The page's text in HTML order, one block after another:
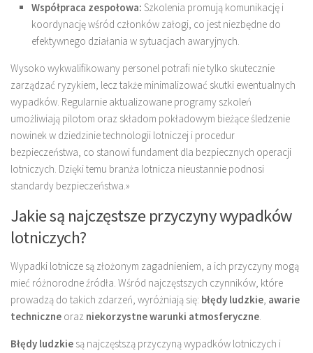
Współpraca zespołowa: Szkolenia promują komunikację i
koordynację wśród członków załogi, co jest niezbędne do
efektywnego działania w sytuacjach awaryjnych.
Wysoko wykwalifikowany personel potrafi nie tylko skutecznie
zarządzać ryzykiem, lecz także minimalizować skutki ewentualnych
wypadków. Regularnie aktualizowane programy szkoleń
umożliwiają pilotom oraz składom pokładowym bieżące śledzenie
nowinek w dziedzinie technologii lotniczej i procedur
bezpieczeństwa, co stanowi fundament dla bezpiecznych operacji
lotniczych. Dzięki temu branża lotnicza nieustannie podnosi
standardy bezpieczeństwa.»
Jakie są najczęstsze przyczyny wypadków
lotniczych?
Wypadki lotnicze są złożonym zagadnieniem, a ich przyczyny mogą
mieć różnorodne źródła. Wśród najczęstszych czynników, które
prowadzą do takich zdarzeń, wyróżniają się: błędy ludzkie, awarie
techniczne oraz niekorzystne warunki atmosferyczne.
Błędy ludzkie są najczęstszą przyczyną wypadków lotniczych i